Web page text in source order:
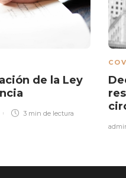
de la Ley
3 min de lectura